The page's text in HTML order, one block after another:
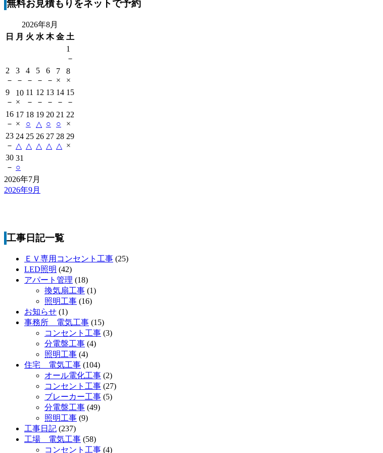
無料お見積もりをネットで予約
2026年8月
日
月 火 水 木 金 土
1
－
2
－
3
－
4
－
5
－
6
－
7
×
8
×
9
－
10
×
11
－
12
－
13
－
14
－
15
－
16
－
17
×
18
○
19
△
20
○
21
○
22
×
23
－
24
△
25
△
26
△
27
△
28
△
29
×
30
－
31
○
2026年7月
2026年9月
工事日記一覧
ＥＶ専用コンセント工事 (25)
LED照明 (42)
アパート管理 (18)
換気扇工事 (1)
照明工事 (16)
お知らせ (1)
事務所 電気工事 (15)
コンセント工事 (3)
分電盤工事 (4)
照明工事 (4)
住宅 電気工事 (104)
オール電化工事 (2)
コンセント工事 (27)
ブレーカー工事 (5)
分電盤工事 (49)
照明工事 (9)
工事日記 (237)
工場 電気工事 (58)
コンセント工事 (4)